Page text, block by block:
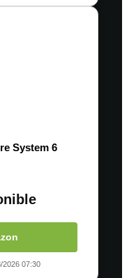
System 6
2026 07:30